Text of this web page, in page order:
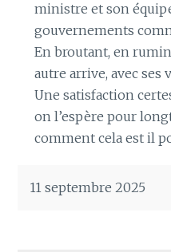
ministre et son
gouvernements
En broutant, en
autre arrive, avec ses
Une satisfaction
on l’espère pour
comment cela est il
11 septembre 2025